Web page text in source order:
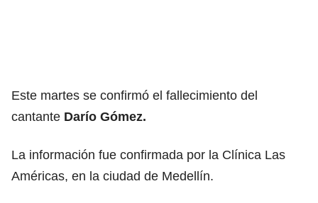
Este martes se confirmó el fallecimiento del
cantante Darío Gómez.
La información fue confirmada por la Clínica Las
Américas, en la ciudad de Medellín.